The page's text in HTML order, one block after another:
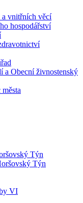
a vnitřních věcí
hospodářství
a Obecní živnostenský
Týn
Týn
VI